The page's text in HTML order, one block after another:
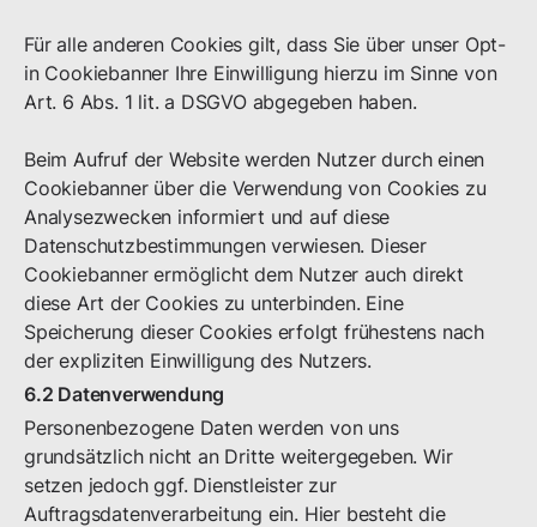
Für alle anderen Cookies gilt, dass Sie über unser Opt-
in Cookiebanner Ihre Einwilligung hierzu im Sinne von
Art. 6 Abs. 1 lit. a DSGVO abgegeben haben.
Beim Aufruf der Website werden Nutzer durch einen
Cookiebanner über die Verwendung von Cookies zu
Analysezwecken informiert und auf diese
Datenschutzbestimmungen verwiesen. Dieser
Cookiebanner ermöglicht dem Nutzer auch direkt
diese Art der Cookies zu unterbinden. Eine
Speicherung dieser Cookies erfolgt frühestens nach
der expliziten Einwilligung des Nutzers.
6.2 Datenverwendung
Personenbezogene Daten werden von uns
grundsätzlich nicht an Dritte weitergegeben. Wir
setzen jedoch ggf. Dienstleister zur
Auftragsdatenverarbeitung ein. Hier besteht die